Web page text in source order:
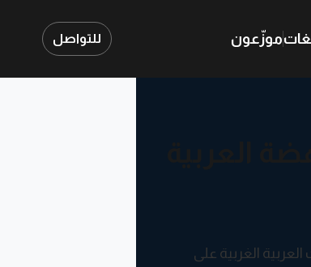
موزّعون للتواصل
العربية
الغربية على